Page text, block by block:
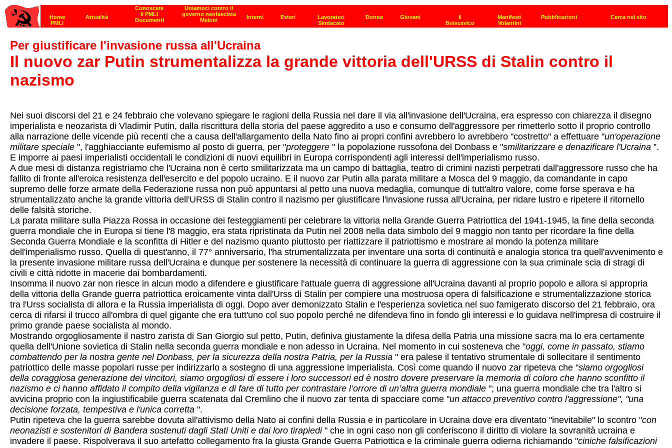
Per giustificare l'invasione russa all'Ucraina
Il nuovo zar Putin strumentalizza la grande vittoria dell'URSS di Stalin contro il
nazismo
Nei suoi discorsi del 21 e 24 febbraio che volevano spiegare le ragioni della Russia nel dare il via all'invasione dell'Ucraina, era espresso con chiarezza il disegno
imperialista e neozarista di Vladimir Putin, dalla riscrittura della storia del paese aggredito a uso e consumo dell'aggressore per rimetterlo sotto il proprio controllo
alla narrazione delle vicende più recenti che a causa dell'allargamento della Nato fino ai propri confini avrebbero lo avrebbero "costretto" a effettuare "un'operazione
militare speciale", l'agghiacciante eufemismo al posto di guerra, per "proteggere" la popolazione russofona del Donbass e "smilitarizzare e denazificare l'Ucraina”.
E imporre ai paesi imperialisti occidentali le condizioni di nuovi equilibri in Europa corrispondenti agli interessi dell'imperialismo russo.
A due mesi di distanza registriamo che l'Ucraina non è certo smilitarizzata ma un campo di battaglia, teatro di crimini nazisti perpetrati dall'aggressore russo che ha
fallito di fronte all'eroica resistenza dell'esercito e del popolo ucraino. E il nuovo zar Putin alla parata militare a Mosca del 9 maggio, da comandante in capo
supremo delle forze armate della Federazione russa non può appuntarsi al petto una nuova medaglia, comunque di tutt'altro valore, come forse sperava e ha
strumentalizzato anche la grande vittoria dell'URSS di Stalin contro il nazismo per giustificare l'invasione russa all'Ucraina, per ridare lustro e ripetere il ritornello
delle falsità storiche.
La parata militare sulla Piazza Rossa in occasione dei festeggiamenti per celebrare la vittoria nella Grande Guerra Patriottica del 1941-1945, la fine della seconda
guerra mondiale che in Europa si tiene l'8 maggio, era stata ripristinata da Putin nel 2008 nella data simbolo del 9 maggio non tanto per ricordare la fine della
Seconda Guerra Mondiale e la sconfitta di Hitler e del nazismo quanto piuttosto per riattizzare il patriottismo e mostrare al mondo la potenza militare
dell'imperialismo russo. Quella di quest'anno, il 77° anniversario, l'ha strumentalizzata per inventare una sorta di continuità e analogia storica tra quell'avvenimento e
la presente invasione militare russa dell'Ucraina e dunque per sostenere la necessità di continuare la guerra di aggressione con la sua criminale scia di stragi di
civili e città ridotte in macerie dai bombardamenti.
Insomma il nuovo zar non riesce in alcun modo a difendere e giustificare l'attuale guerra di aggressione all'Ucraina davanti al proprio popolo e allora si appropria
della vittoria della Grande guerra patriottica eroicamente vinta dall'Urss di Stalin per compiere una mostruosa opera di falsificazione e strumentalizzazione storica
tra l'Urss socialista di allora e la Russia imperialista di oggi. Dopo aver demonizzato Stalin e l'esperienza sovietica nel suo famigerato discorso del 21 febbraio, ora
cerca di rifarsi il trucco all'ombra di quel gigante che era tutt'uno col suo popolo perché ne difendeva fino in fondo gli interessi e lo guidava nell'impresa di costruire il
primo grande paese socialista al mondo.
Mostrando orgogliosamente il nastro zarista di San Giorgio sul petto, Putin, definiva giustamente la difesa della Patria una missione sacra ma lo era certamente
quella dell'Unione sovietica di Stalin nella seconda guerra mondiale e non adesso in Ucraina. Nel momento in cui sosteneva che "oggi, come in passato, stiamo
combattendo per la nostra gente nel Donbass, per la sicurezza della nostra Patria, per la Russia" era palese il tentativo strumentale di sollecitare il sentimento
patriottico delle masse popolari russe per indirizzarlo a sostegno di una aggressione imperialista. Così come quando il nuovo zar ripeteva che "siamo orgogliosi
della coraggiosa generazione dei vincitori, siamo orgogliosi di essere i loro successori ed è nostro dovere preservare la memoria di coloro che hanno sconfitto il
nazismo e ci hanno affidato il compito della vigilanza e di fare di tutto per contrastare l’orrore di un’altra guerra mondiale"; una guerra mondiale che tra l'altro si
avvicina proprio con la ingiustificabile guerra scatenata dal Cremlino che il nuovo zar tenta di spacciare come "un attacco preventivo contro l'aggressione", "una
decisione forzata, tempestiva e l'unica corretta".
Putin ripeteva che la guerra sarebbe dovuta all'attivismo della Nato ai confini della Russia e in particolare in Ucraina dove era diventato "inevitabile" lo scontro "con
neonazisti e sostenitori di Bandera sostenuti dagli Stati Uniti e dai loro tirapiedi" che in ogni caso non gli conferiscono il diritto di violare la sovranità ucraina e
invadere il paese. Rispolverava il suo artefatto collegamento fra la giusta Grande Guerra Patriottica e la criminale guerra odierna richiamando "ciniche falsificazioni